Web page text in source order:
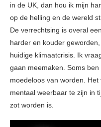
in de UK, dan hou ik mijn
op de helling en de wereld
De verrechtsing is overal
harder en kouder
huidige klimaatcrisis. Ik
gaan meemaken. Soms
moedeloos van worden.
mentaal weerbaar te zijn in
zot worden is.